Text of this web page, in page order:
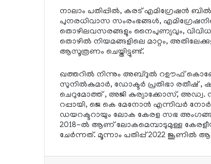
നാലാം പതിപ്പില്‍, കരട് എമിഗ്രേഷന്‍ ബില്‍
പുനരധിവാസ സംരംഭങ്ങള്‍,
തൊഴിലവസരങ്ങളും നൈപുണ്യവും, വിവിധ
തൊഴില്‍ നിയമങ്ങളിലെ മാറ്റം,
ആസൂത്രണം ചെയ്തിട്ടുണ്ട്.
ഖത്തറില്‍ നിന്നും അബ്ദുല്‍ റഊഫ്
സുനില്‍കുമാര്‍, ഡോക്ടര്‍ പ്രതിഭാ
ചെറുമോത്ത് , അജി കുര്യാക്കോസ്, അഡ്വ.
റപ്പായി, ജെ കെ മേനോന്‍ എന്നിവര്‍
ഡയറക്ടറായും ലോക കേരള സഭ
2018-ല്‍ ആണ് ലോകമെമ്പാടുമുള്ള
ചേര്‍ന്നത്. മൂന്നാം പതിപ്പ് 2022 ജൂണില്‍